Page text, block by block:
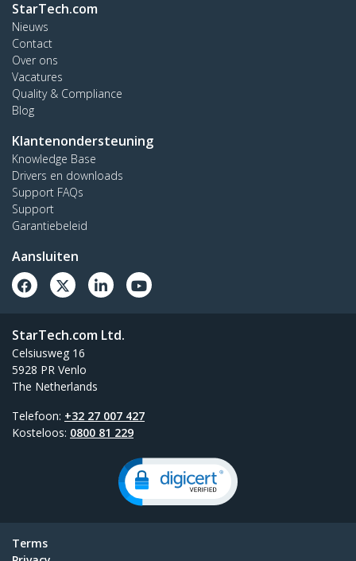
StarTech.com
Nieuws
Contact
Over ons
Vacatures
Quality & Compliance
Blog
Klantenondersteuning
Knowledge Base
Drivers en downloads
Support FAQs
Support
Garantiebeleid
Aansluiten
StarTech.com Ltd.
Celsiusweg 16
5928 PR Venlo
The Netherlands
Telefoon: +32 27 007 427
Kosteloos: 0800 81 229
Terms